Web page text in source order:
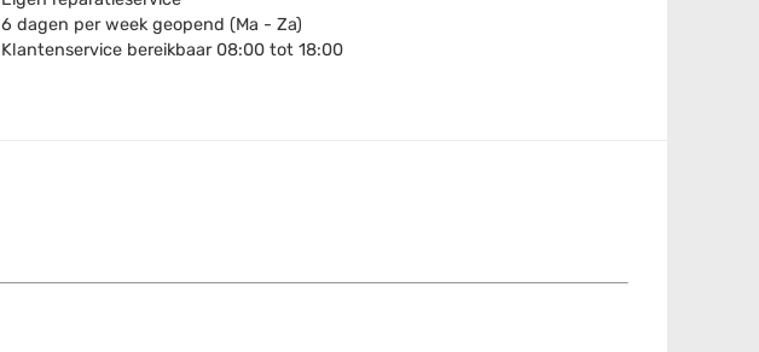
6 dagen per week geopend (Ma - Za)
Klantenservice bereikbaar 08:00 tot 18:00